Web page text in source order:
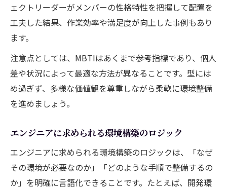
ェクトリーダーがメンバーの性格特性を把握して配置を
工夫した結果、作業効率や満足度が向上した事例もあり
ます。
注意点としては、MBTIはあくまで参考指標であり、個人
差や状況によって最適な方法が異なることです。型には
め過ぎず、多様な価値観を尊重しながら柔軟に環境整備
を進めましょう。
エンジニアに求められる環境構築のロジック
エンジニアに求められる環境構築のロジックは、「なぜ
その環境が必要なのか」「どのような手順で整備するの
か」を明確に言語化できることです。たとえば、開発環